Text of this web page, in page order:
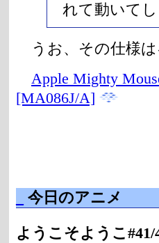
れて動いてし
うお、その仕様は
Apple Mighty
[MA086J/A]
今日のアニメ
ようこそようこ#41/